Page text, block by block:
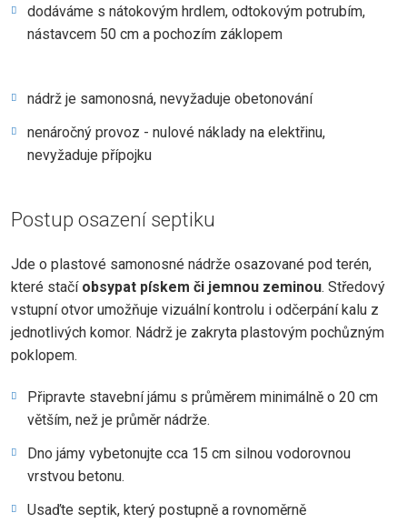
dodáváme s nátokovým hrdlem, odtokovým potrubím,
nástavcem 50 cm a pochozím záklopem
nádrž je samonosná, nevyžaduje obetonování
nenáročný provoz - nulové náklady na elektřinu,
nevyžaduje přípojku
Postup osazení septiku
Jde o plastové samonosné nádrže osazované pod terén,
které stačí obsypat pískem či jemnou zeminou. Středový
vstupní otvor umožňuje vizuální kontrolu i odčerpání kalu z
jednotlivých komor. Nádrž je zakryta plastovým pochůzným
poklopem.
Připravte stavební jámu s průměrem minimálně o 20 cm
větším, než je průměr nádrže.
Dno jámy vybetonujte cca 15 cm silnou vodorovnou
vrstvou betonu.
Usaďte septik, který postupně a rovnoměrně